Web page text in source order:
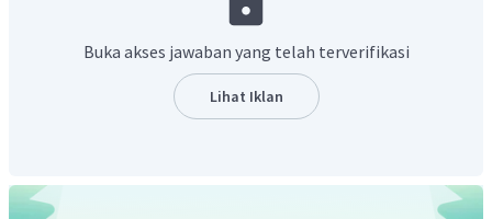
Buka akses jawaban yang telah terverifikasi
Lihat Iklan